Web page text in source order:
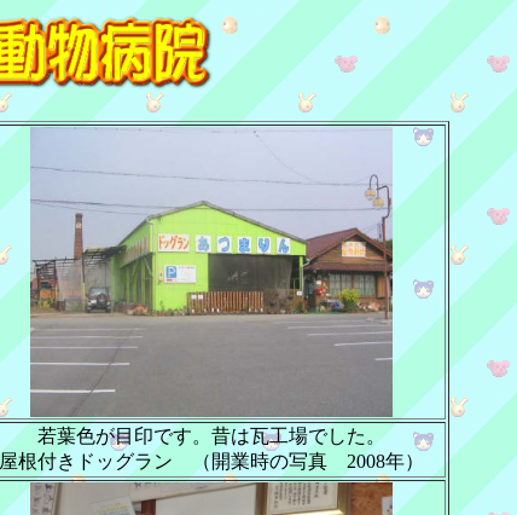
若葉色が目印です。昔は瓦工場でした。
屋根付きドッグラン （開業時の写真 2008年）